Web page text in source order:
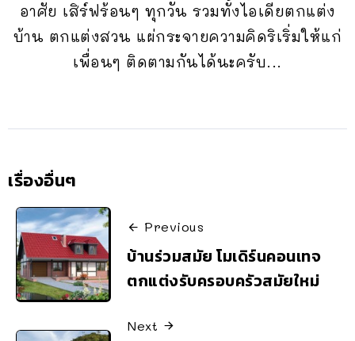
อาศัย เสิร์ฟร้อนๆ ทุกวัน รวมทั้งไอเดียตกแต่ง
บ้าน ตกแต่งสวน แผ่กระจายความคิดริเริ่มให้แก่
เพื่อนๆ ติดตามกันได้นะครับ...
เรื่องอื่นๆ
Previous
บ้านร่วมสมัย โมเดิร์นคอนเทจ
ตกแต่งรับครอบครัวสมัยใหม่
Next